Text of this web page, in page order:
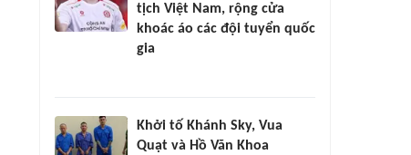
tịch Việt Nam, rộng cửa
khoác áo các đội tuyển quốc
gia
Khởi tố Khánh Sky, Vua
Quạt và Hồ Văn Khoa